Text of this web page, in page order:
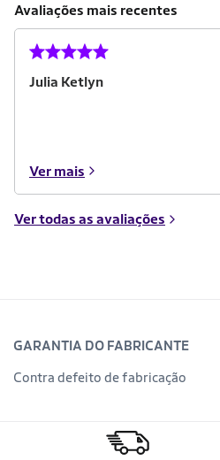
Avaliações mais recentes
Julia Ketlyn
Ver mais
Ver todas as avaliações
GARANTIA DO FABRICANTE
Contra defeito de fabricação